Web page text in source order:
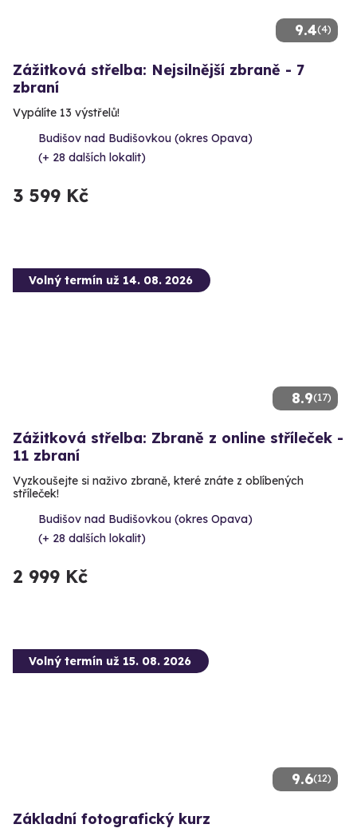
9.4(4)
Zážitková střelba: Nejsilnější zbraně - 7
zbraní
Vypálíte 13 výstřelů!
Budišov nad Budišovkou (okres Opava)
(+ 28 dalších lokalit)
3 599 Kč
8.9(17)
Volný termín už 14. 08. 2026
Zážitková střelba: Zbraně z online stříleček -
11 zbraní
Vyzkoušejte si naživo zbraně, které znáte z oblíbených
stříleček!
Budišov nad Budišovkou (okres Opava)
(+ 28 dalších lokalit)
2 999 Kč
9.6(12)
Volný termín už 15. 08. 2026
Základní fotografický kurz